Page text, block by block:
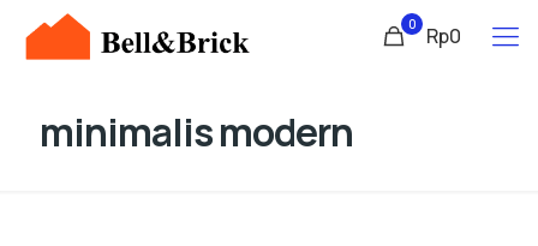
0 Rp0
minimalis modern